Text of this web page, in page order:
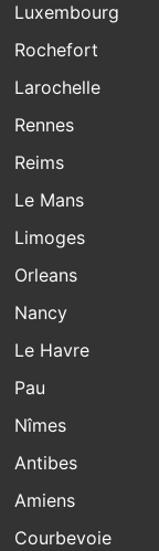
Luxembourg
Rochefort
Larochelle
Rennes
Reims
Le Mans
Limoges
Orleans
Nancy
Le Havre
Pau
Nîmes
Antibes
Amiens
Courbevoie